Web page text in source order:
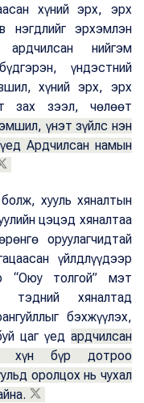
хүний эрх, эрх
нэгдлийг эрхэмлэн
нийгэм
үндэстний
хүний эрх, эрх
зах зээл, чөлөөт
үнэт зүйлс нэн
Ардчилсан намын
хууль хяналтын
цэцэд хяналтаа
оруулагчидтай
үйлдлүүдээр
“Оюу толгой” мэт
тэдний хяналтад
бэхжүүлэх,
цаг үед ардчилсан
хүн бүр дотроо
оролцох нь чухал